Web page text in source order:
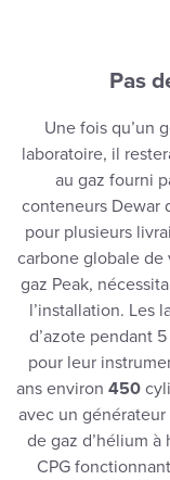
Pas
Une fois qu’un
laboratoire, il
au gaz fourni
conteneurs Dewar
pour plusieurs
carbone globale de
gaz Peak,
l’installation. Les
d’azote pendant
pour leur
ans environ 450
avec un générateur
de gaz d’hélium
CPG